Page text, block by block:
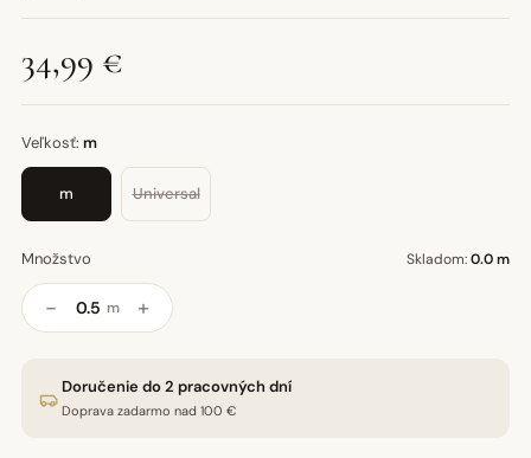
34,99 €
Veľkosť: m
m Universal
Množstvo Skladom:0.0 m
− m +
Doručenie do 2 pracovných dní
Doprava zadarmo nad 100 €